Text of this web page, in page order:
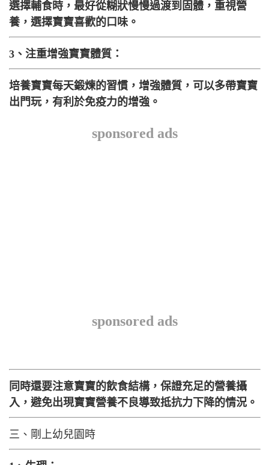
選擇輔食時，最好從糊狀慢慢過渡到固體，重視營
養，選擇寶寶喜歡的口味。
3、注重增強寶寶體質：
培養寶寶每天鍛煉的習慣，增強體質，可以多帶寶寶
出門玩，有利於免疫力的增強。
sponsored ads
sponsored ads
同時還要注意寶寶的飲食結構，保證充足的營養攝
入，避免出現寶寶營養不良導致抵抗力下降的情況。
三、剛上幼兒園時